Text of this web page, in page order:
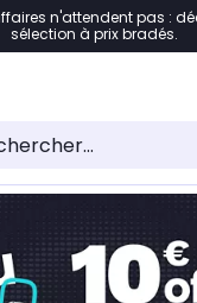
à la navigation
à la liste des
au contenu
au pied de page
au chatbot
n'attendent pas :
sélection à prix bradés.